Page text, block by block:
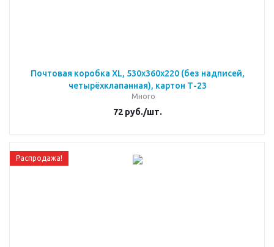
Почтовая коробка XL, 530x360x220 (без надписей,
четырёхклапанная), картон Т-23
Много
72руб./шт.
Распродажа!